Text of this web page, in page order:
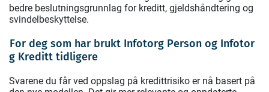
bedre beslutningsgrunnlag for kreditt, gjeldshåndtering og
svindelbeskyttelse.
For deg som har brukt Infotorg Person og Infotor
g Kreditt tidligere
Svarene du får ved oppslag på kredittrisiko er nå basert på